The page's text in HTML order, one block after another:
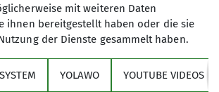
mit weiteren Daten
ihnen bereitgestellt haben oder die sie
der Dienste gesammelt haben.
SYSTEM YOLAWO YOUTUBE VIDEOS